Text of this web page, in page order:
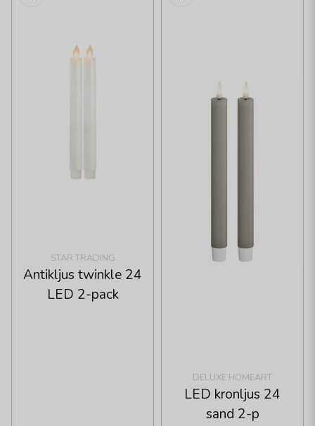
STAR TRADING
Antikljus twinkle 24
LED 2-pack
DELUXE HOMEART
LED kronljus 24
sand 2-p